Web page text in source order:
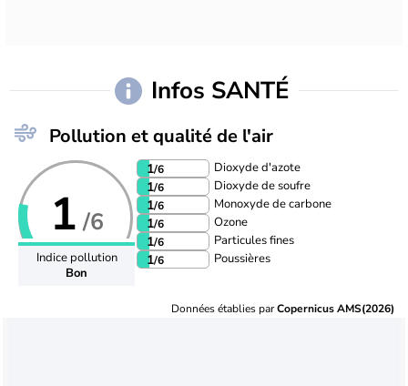
Infos SANTÉ
Pollution et qualité de l'air
1 /6
Indice pollution
Bon
1/6 Dioxyde d'azote
1/6 Dioxyde de soufre
1/6 Monoxyde de carbone
1/6 Ozone
1/6 Particules fines
1/6 Poussières
Données établies parCopernicus AMS(2026)